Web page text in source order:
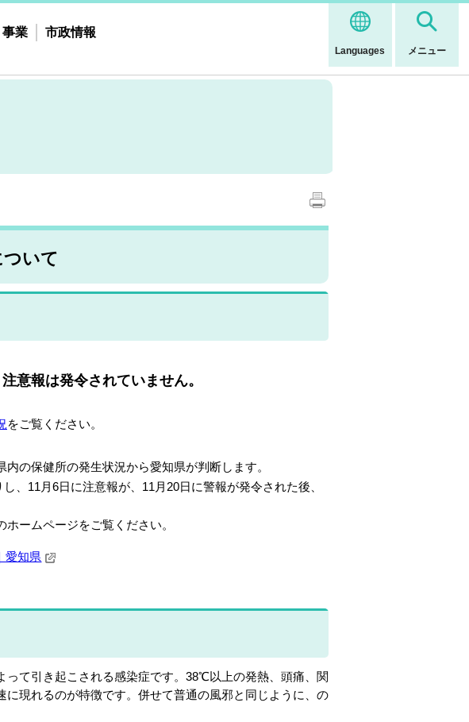
Languages メニュー
事業 市政情報
いて
意報は発令されていません。
をご覧ください。
の保健所の発生状況から愛知県が判断します。
、11月6日に注意報が、11月20日に警報が発令された後、
ームページをご覧ください。
愛知県
って引き起こされる感染症です。38℃以上の発熱、頭痛、関
現れるのが特徴です。併せて普通の風邪と同じように、の